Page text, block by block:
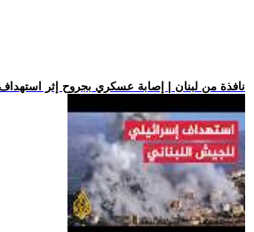
.. نافذة من لبنان | إصابة عسكري بجروح إثر